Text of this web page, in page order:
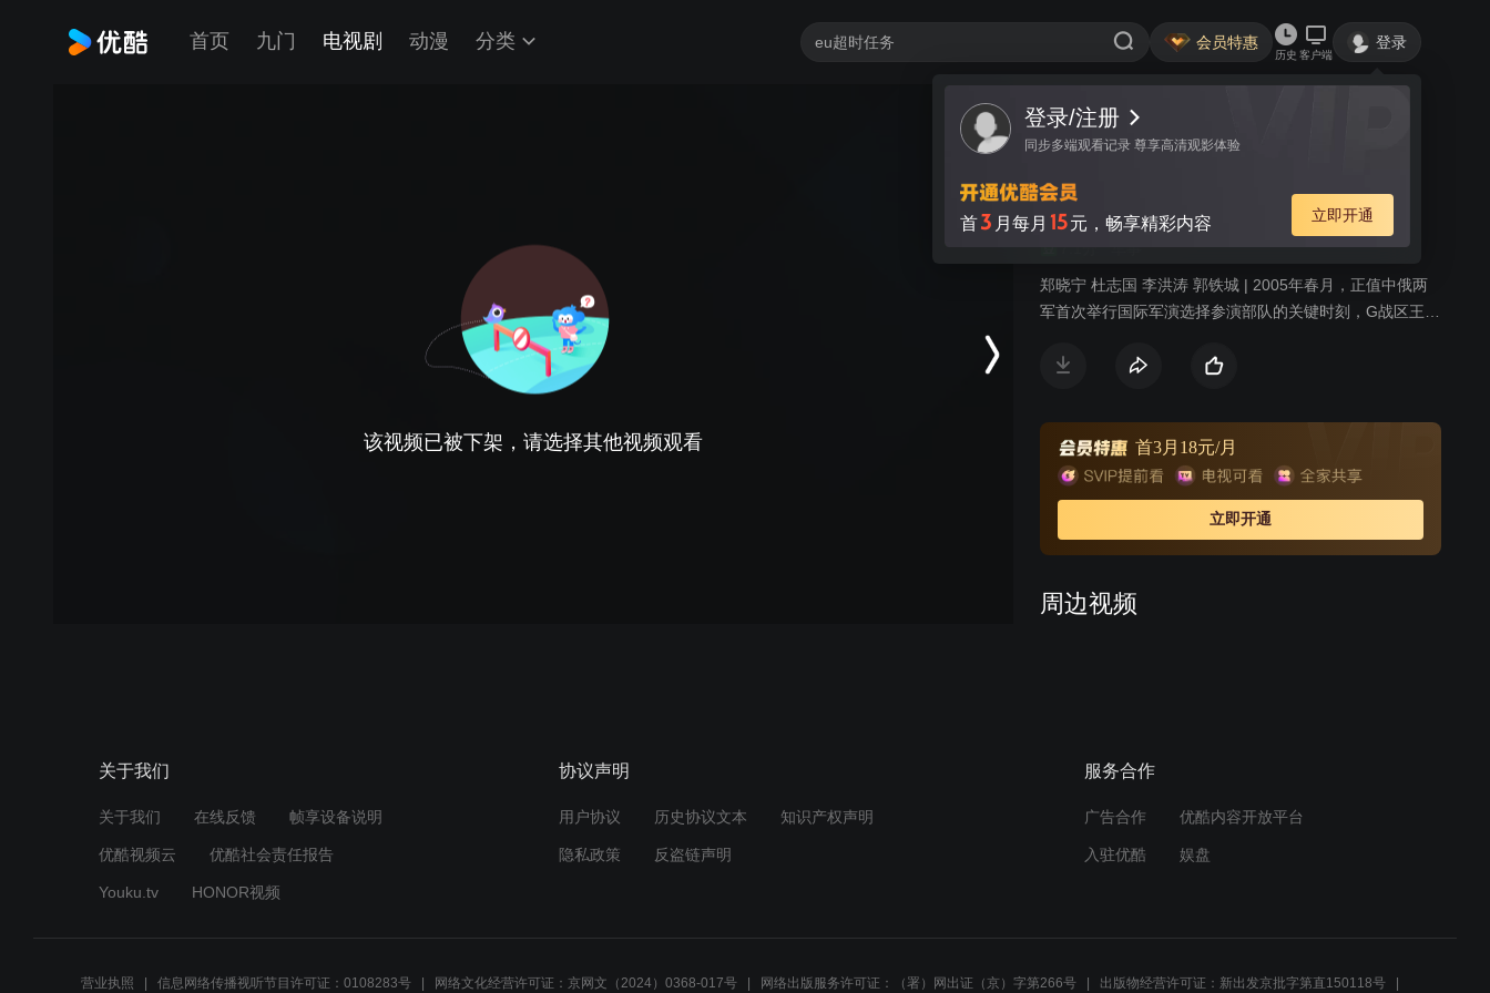
首页 九门 电视剧 动漫 分类 会员特惠
历史 客户端
登录
登录/注册
同步多端观看记录 尊享高清观影体验
首3 月每月 15元，畅享精彩内容 立即开通
该视频已被下架，请选择其他视频观看
视频 讨论
和平使命
郑晓宁 杜志国 李洪涛 郭铁城 | 2005年春月，正值中俄两
军首次举行国际军演选择参演部队的关键时刻，G战区王牌
兵败鹰山，暴露了八大问题。新任师长龙汉生带领铁军师
战部队转变，最终争取到了2005年中俄联合军事演习的光
荣任务。为了这次演习，全军上下全力以赴，演习区域的
地方政府倾力配合，地方百姓不惜牺牲自己的利益，终于
顺利完成了清障。最终中俄两国的海陆空三军在恶劣的气
候条件下出色地完成了演习任务，表达了中国人民追求和
信念。
首3月18元/月
立即开通
周边视频
02:26
关于我们
关于我们 在线反馈 帧享设备说明
优酷视频云 优酷社会责任报告
Youku.tv HONOR视频
协议声明
用户协议 历史协议文本 知识产权声明
隐私政策 反盗链声明
服务合作
广告合作 优酷内容开放平台
入驻优酷 娱盘
营业执照 信息网络传播视听节目许可证：0108283号 网络文化经营许可证：京网文（2024）0368-017号 网络出版服务许可证：（署）网出证（京）字第266号 出版物经营许可证：新出发京批字第直150118号